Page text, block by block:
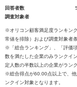
回答者数
調査対象者
※オリコン顧客満足度ランキン
常値を排除）および調査対象者
※「総合ランキング」、「評価
数を満たした企業のみランクイ
定人数の半数以上の企業がラン
※総合得点が60.00点以上で、他
ンクイン対象となります。